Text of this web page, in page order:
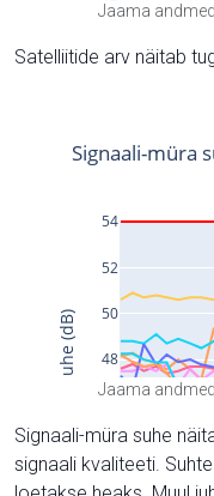
Jaama
Satelliitide arv näitab
Jaama
Signaali-müra suhe
signaali kvaliteeti.